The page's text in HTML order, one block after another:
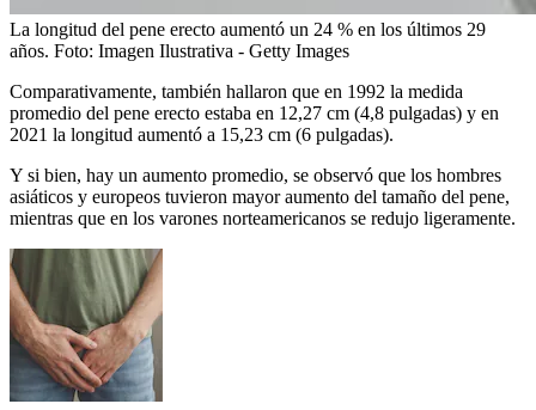
La longitud del pene erecto aumentó un 24 % en los últimos 29
años. Foto: Imagen Ilustrativa - Getty Images
Comparativamente, también hallaron que en 1992 la medida
promedio del pene erecto estaba en 12,27 cm (4,8 pulgadas) y en
2021 la longitud aumentó a 15,23 cm (6 pulgadas).
Y si bien, hay un aumento promedio, se observó que los hombres
asiáticos y europeos tuvieron mayor aumento del tamaño del pene,
mientras que en los varones norteamericanos se redujo ligeramente.